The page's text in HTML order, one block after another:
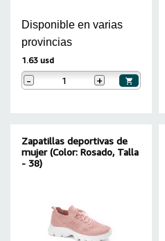
Disponible en varias
provincias
1.63 usd
- +
Zapatillas deportivas de
mujer (Color: Rosado, Talla
- 38)